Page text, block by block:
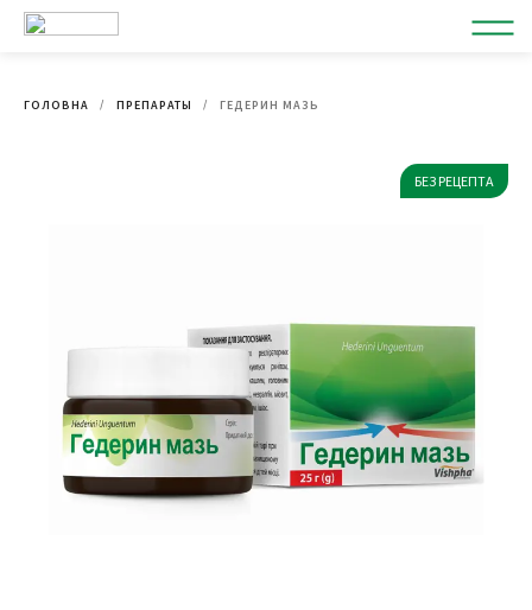
ГОЛОВНА ПРЕПАРАТЫ ГЕДЕРИН МАЗЬ
БЕЗ РЕЦЕПТА